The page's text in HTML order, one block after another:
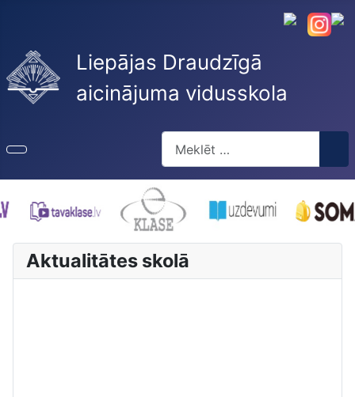
Liepājas Draudzīgā
aicinājuma vidusskola
Type 2 or more characters for
Aktualitātes skolā